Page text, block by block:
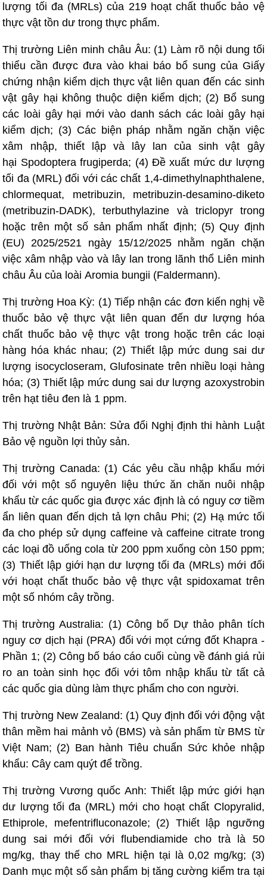
lượng tối đa (MRLs) của 219 hoạt chất thuốc bảo vệ
thực vật tồn dư trong thực phẩm.
Thị trường Liên minh châu Âu: (1) Làm rõ nội dung tối
thiểu cần được đưa vào khai báo bổ sung của Giấy
chứng nhận kiểm dịch thực vật liên quan đến các sinh
vật gây hại không thuộc diện kiểm dịch; (2) Bổ sung
các loài gây hại mới vào danh sách các loài gây hại
kiểm dịch; (3) Các biện pháp nhằm ngăn chặn việc
xâm nhập, thiết lập và lây lan của sinh vật gây
hại Spodoptera frugiperda; (4) Đề xuất mức dư lượng
tối đa (MRL) đối với các chất 1,4-dimethylnaphthalene,
chlormequat, metribuzin, metribuzin-desamino-diketo
(metribuzin-DADK), terbuthylazine và triclopyr trong
hoặc trên một số sản phẩm nhất định; (5) Quy định
(EU) 2025/2521 ngày 15/12/2025 nhằm ngăn chặn
việc xâm nhập vào và lây lan trong lãnh thổ Liên minh
châu Âu của loài Aromia bungii (Faldermann).
Thị trường Hoa Kỳ: (1) Tiếp nhận các đơn kiến nghị về
thuốc bảo vệ thực vật liên quan đến dư lượng hóa
chất thuốc bảo vệ thực vật trong hoặc trên các loại
hàng hóa khác nhau; (2) Thiết lập mức dung sai dư
lượng isocycloseram, Glufosinate trên nhiều loại hàng
hóa; (3) Thiết lập mức dung sai dư lượng azoxystrobin
trên hạt tiêu đen là 1 ppm.
Thị trường Nhật Bản: Sửa đổi Nghị định thi hành Luật
Bảo vệ nguồn lợi thủy sản.
Thị trường Canada: (1) Các yêu cầu nhập khẩu mới
đối với một số nguyên liệu thức ăn chăn nuôi nhập
khẩu từ các quốc gia được xác định là có nguy cơ tiềm
ẩn liên quan đến dịch tả lợn châu Phi; (2) Hạ mức tối
đa cho phép sử dụng caffeine và caffeine citrate trong
các loại đồ uống cola từ 200 ppm xuống còn 150 ppm;
(3) Thiết lập giới hạn dư lượng tối đa (MRLs) mới đối
với hoạt chất thuốc bảo vệ thực vật spidoxamat trên
một số nhóm cây trồng.
Thị trường Australia: (1) Công bố Dự thảo phân tích
nguy cơ dịch hại (PRA) đối với mọt cứng đốt Khapra -
Phần 1; (2) Công bố báo cáo cuối cùng về đánh giá rủi
ro an toàn sinh học đối với tôm nhập khẩu từ tất cả
các quốc gia dùng làm thực phẩm cho con người.
Thị trường New Zealand: (1) Quy định đối với động vật
thân mềm hai mảnh vỏ (BMS) và sản phẩm từ BMS từ
Việt Nam; (2) Ban hành Tiêu chuẩn Sức khỏe nhập
khẩu: Cây cam quýt để trồng.
Thị trường Vương quốc Anh: Thiết lập mức giới hạn
dư lượng tối đa (MRL) mới cho hoạt chất Clopyralid,
Ethiprole, mefentrifluconazole; (2) Thiết lập ngưỡng
dung sai mới đối với flubendiamide cho trà là 50
mg/kg, thay thế cho MRL hiện tại là 0,02 mg/kg; (3)
Danh mục một số sản phẩm bị tăng cường kiểm tra tại